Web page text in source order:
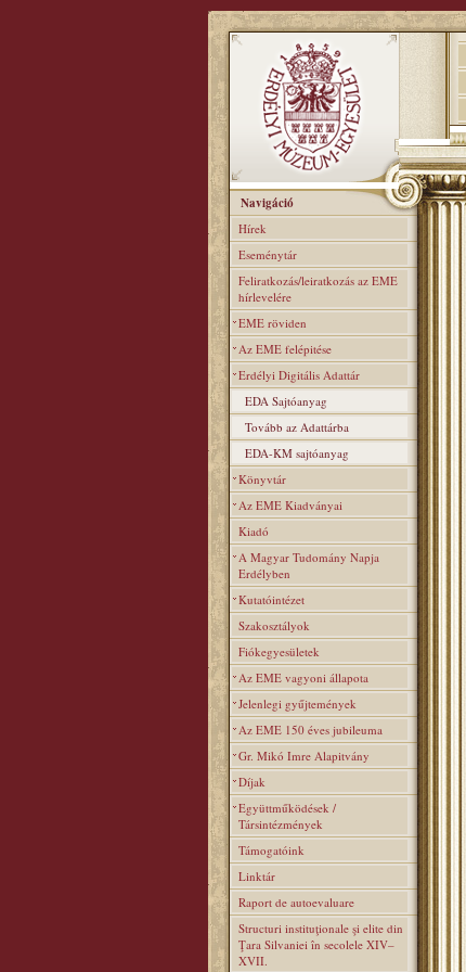
Navigáció
Hírek
Eseménytár
Feliratkozás/leiratkozás az EME
hírlevelére
EME röviden
Az EME felépitése
Erdélyi Digitális Adattár
EDA Sajtóanyag
Tovább az Adattárba
EDA-KM sajtóanyag
Könyvtár
Az EME Kiadványai
Kiadó
A Magyar Tudomány Napja
Erdélyben
Kutatóintézet
Szakosztályok
Fiókegyesületek
Az EME vagyoni állapota
Jelenlegi gyűjtemények
Az EME 150 éves jubileuma
Gr. Mikó Imre Alapitvány
Díjak
Együttműködések /
Társintézmények
Támogatóink
Linktár
Raport de autoevaluare
Structuri instituţionale şi elite din
Ţara Silvaniei în secolele XIV–
XVII.